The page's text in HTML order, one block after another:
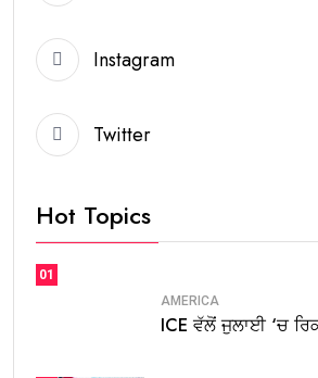
Instagram
Twitter
Hot Topics
01
AMERICA
ICE ਵੱਲੋਂ ਜੁਲਾਈ ‘ਚ